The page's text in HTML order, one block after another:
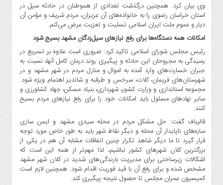
کشاورزی
و
صنایع
غذایی
سیاسی
و
بین
الملل
نگاه
روز
گوناگون
وی بیان کرد: همچنین درگذشت تعدادی از هموطنان در حادثه سیل در
استان خراسان رضوی را به خانواده‌های آن عزیزان، مردم شریف و مؤمن آن
دیار و عموم ملت ایران اسلامی تسلیت و تعزیت عرض می‌کنم.
امکانات همه دستگاه‌ها برای رفع نیازهای سیل‌زدگان مشهد بسیج شود
رئیس مجلس شورای اسلامی تاکید کرد: ضروری است علاوه بر تسریع در
رسیدگی به مجروحان این حادثه و پیگیری روند درمان کامل آنها، نسبت به
جبران خسارت‌های وارد آمده به اموال و منازل مردم در شهر مشهد و در
شهرستان‌های فریمان، کلات، سرخس و طرقبه و شاندیز اهتمام ویژه شود.
مجموعه استانداری و وزارت کشور، شهرداری، بنیاد مسکن، جهاد کشاورزی و
سایر نهادهای مسئول باید امکانات خود را برای رفع نیازهای مردم بسیج
کنند.
قالیباف گفت: حل مشکل مردم در محله سیدی مشهد و ایمن سازی
سازه‌های ناپایدار آن محله و دیگر نقاط شهر باید به طور خاص مورد توجه
قرار گیرد تا ما دیگر شاهد تکرار چنین اتفاقات مشابه آن هم در یکی از
بزرگترین کلان شهرهای کشور نباشیم، لذا مهم‌تر از همه این است که
اشکالات زیرساختی برای مدیریت بارندگی‌های شدید در کلان شهر مشهد
مشخص شده و برای رفع آن با قید فوریت اقدام شود. همچنین لازم است
کمیسیون عمران مجلس تا حصول نتیجه پیگیری کند.